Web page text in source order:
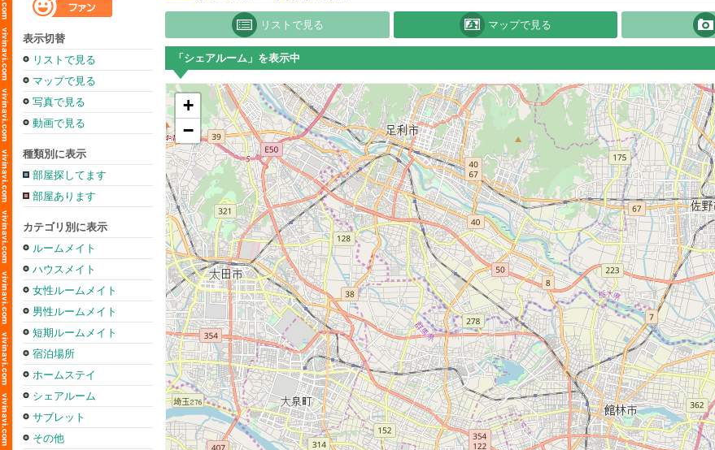
表示切替
リストで見る
マップで見る
写真で見る
動画で見る
種類別に表示
部屋探してます
部屋あります
カテゴリ別に表示
ルームメイト
ハウスメイト
女性ルームメイト
男性ルームメイト
短期ルームメイト
宿泊場所
ホームステイ
シェアルーム
サブレット
その他
リストで見る マップで見る
「シェアルーム」を表示中
+
−